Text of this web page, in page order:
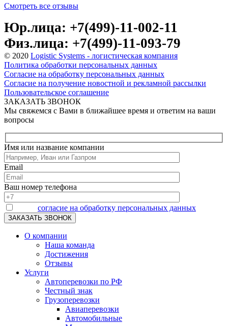
Смотреть все отзывы
Юр.лица: +7(499)-11-002-11
Физ.лица: +7(499)-11-093-79
© 2020 Logistic Systems - логистическая компания
Политика обработки персональных данных
Согласие на обработку персональных данных
Согласие на получение новостной и рекламной рассылки
Пользовательское соглашение
ЗАКАЗАТЬ ЗВОНОК
Мы свяжемся с Вами в ближайшее время и ответим на ваши
вопросы
Имя или название компании
Email
Ваш номер телефона
согласие на обработку персональных данных
О компании
Наша команда
Достижения
Отзывы
Услуги
Автоперевозки по РФ
Честный знак
Грузоперевозки
Авиаперевозки
Автомобильные